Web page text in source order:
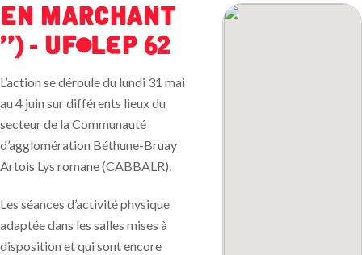
en marchant
») - UFOLEP 62
L’action se déroule du lundi 31 mai
au 4 juin sur différents lieux du
secteur de la Communauté
d’agglomération Béthune-Bruay
Artois Lys romane (CABBALR).
Les séances d’activité physique
adaptée dans les salles mises à
disposition et qui sont encore